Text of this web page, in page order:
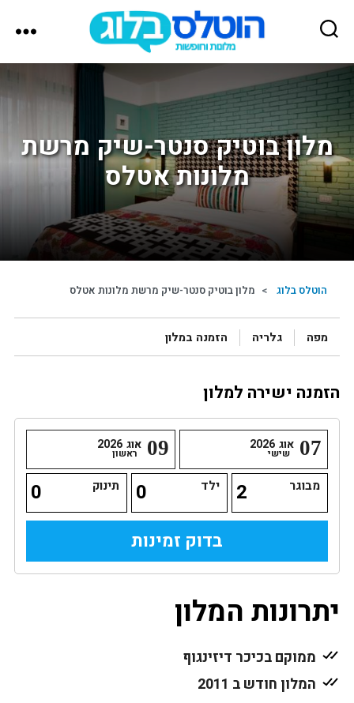
הוטלס
בלוג
מלון בוטיק סנטר-שיק מרשת
מלונות אטלס
הוטלס בלוג > מלון בוטיק סנטר-שיק מרשת מלונות אטלס
מפה גלריה הזמנה במלון
הזמנה ישירה למלון
07 אוג 2026
שישי 09 אוג 2026
ראשון
מבוגר ילד תינוק
יתרונות המלון
ממוקם בכיכר דיזינגוף
המלון חודש ב 2011